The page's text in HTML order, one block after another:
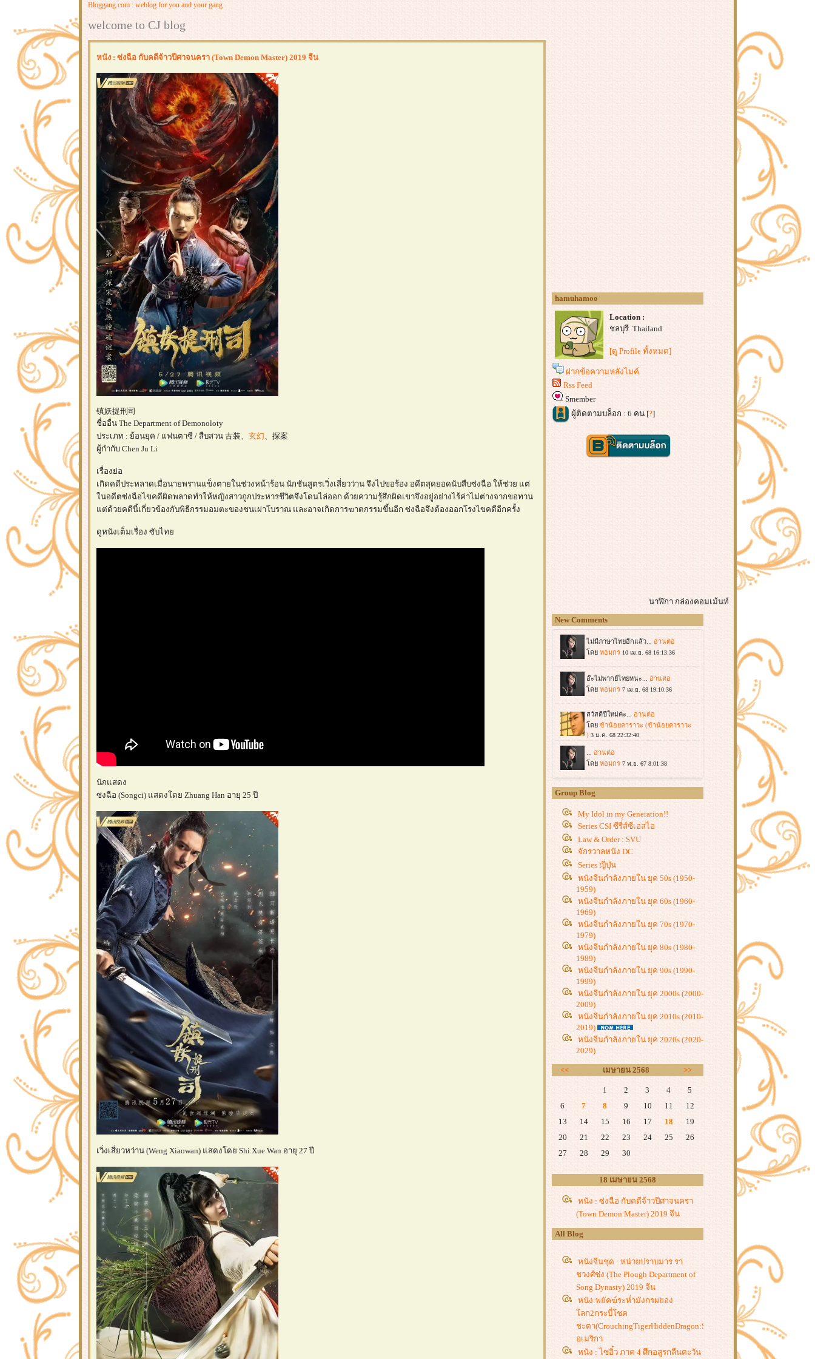
Bloggang.com : weblog for you and your gang
welcome to CJ blog
หนัง : ซ่งฉือ กับคดีจ้าวปีศาจนครา (Town Demon Master) 2019 จีน
镇妖提刑司
ชื่ออื่น The Department of Demonoloty
ประเภท : ย้อนยุค / แฟนตาซี / สืบสวน 古装、 玄幻、探案
ผู้กำกับ Chen Ju Li
เรื่องย่อ
เกิดคดีประหลาดเมื่อนายพรานแข็งตายในช่วงหน้าร้อน นักชันสูตรเวิ่งเสี่ยวว่าน จึงไปขอร้อง อดีตสุดยอดนับสืบซ่งฉือ ให้ช่วย แต่
นอดีตซ่งฉือไขคดีผิดพลาดทำให้หญิงสาวถูกประหารชีวิตจึงโดนไล่ออก ด้วยความรู้สึกผิดเขาจึงอยู่อย่างไร้ค่าไม่ต่างจากขอทาน
ต่ด้วยคดีนี้เกี่ยวข้องกับพิธีกรรมอมตะของชนเผ่าโบราณ และอาจเกิดการฆาตกรรมขึ้นอีก ซ่งฉือจึงต้องออกโรงไขคดีอีกครั้ง
ดูหนังเต็มเรื่อง ซับไท
นักแสดง
ซ่งฉือ (Songci) แสดงโดย Zhuang Han อายุ 25 ปี
เวิ่งเสี่ยวหว่าน (Weng Xiaowan) แสดงโดย Shi Xue Wan อายุ 27 ปี
hamuhamoo
Location :
ชลบุรี Thailand
[ดู Profile ทั้งหมด]
ฝากข้อความหลังไมค์
Rss Feed
Smember
ผู้ติดตามบล็อก : 6 คน [?]
นาฬิกา กล่องคอมเม้นท์
New Comments
Group Blog
My Idol in my Generation!!
Series CSI ซีรี่ส์ซีเอสไอ
Law & Order : SVU
จักรวาลหนัง DC
Series ญี่ปุ่น
หนังจีนกำลังภายใน ยุค 50s (1950-
1959)
หนังจีนกำลังภายใน ยุค 60s (1960-
1969)
หนังจีนกำลังภายใน ยุค 70s (1970-
1979)
หนังจีนกำลังภายใน ยุค 80s (1980-
1989)
หนังจีนกำลังภายใน ยุค 90s (1990-
1999)
หนังจีนกำลังภายใน ยุค 2000s (2000-
2009)
หนังจีนกำลังภายใน ยุค 2010s (2010-
2019)
หนังจีนกำลังภายใน ยุค 2020s (2020-
2029)
<< เมษายน 2568 >>
1 2 3 4
5
6
7 8 9 10 11
12
13
14 15 16 17 18
19
20
21 22 23 24 25
26
27
28 29 30
18 เมษายน 2568
หนัง : ซ่งฉือ กับคดีจ้าวปีศาจนครา
(Town Demon Master) 2019 จีน
All Blog
หนังจีนชุด : หน่วยปราบมาร รา
ชวงศ์ซ่ง (The Plough Department of
Song Dynasty) 2019 จีน
หนัง:พยัคฆ์ระห่ำมังกรผยอง
ลก2กระบี่โชค
ชะตา(CrouchingTigerHiddenDragon:SwordOfDestiny)2016จีน
อเมริกา
หนัง : ไซอิ๋ว ภาค 4 ศึกอสูรกลืนตะวัน